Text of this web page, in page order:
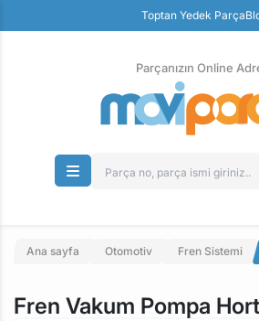
Toptan Yedek Parça
Parçanızın Online
100% Orjinal Ürün
Güvenli Ödeme
Ana sayfa Otomotiv Fren Sistemi
Fren Vakum Pompa